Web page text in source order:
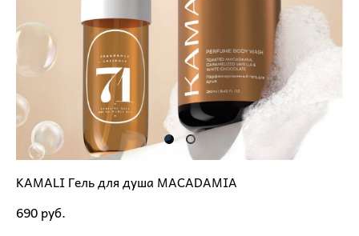
KAMALI Гель для душа MACADAMIA
690 pуб.